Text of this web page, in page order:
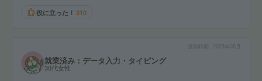
役に立った！ 310
就業済み：データ入力・タイピング
30代女性